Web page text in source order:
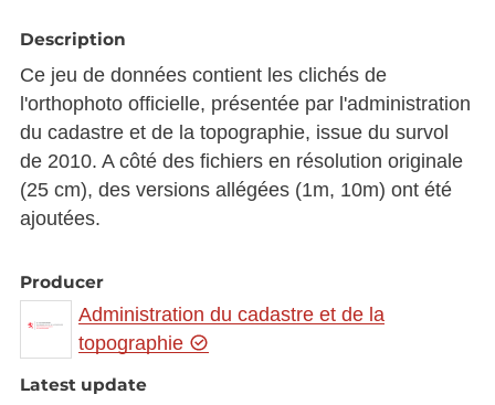
Description
Ce jeu de données contient les clichés de
l'orthophoto officielle, présentée par l'administration
du cadastre et de la topographie, issue du survol
de 2010. A côté des fichiers en résolution originale
(25 cm), des versions allégées (1m, 10m) ont été
ajoutées.
Producer
Administration du cadastre et de la
topographie
Latest update